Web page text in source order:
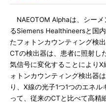
NAEOTOM Alphaは、シー
るSiemens Healthineersと国
たフォトンカウンティング検
CTの検出器は、患者に照射し
気信号に変化することにより
ォトンカウンティング検出器
り、X線の光子1つ1つのエネ
って、従来のCTと比べて高精